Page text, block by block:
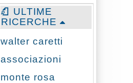
ULTIME
RICERCHE
walter caretti
associazioni
monte rosa